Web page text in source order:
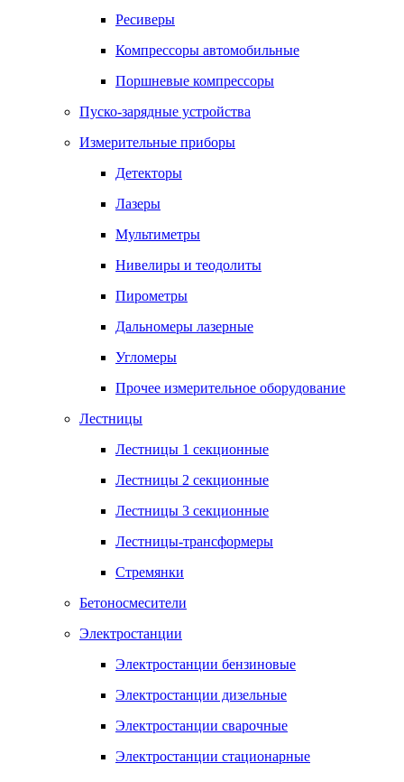
Ресиверы
Компрессоры автомобильные
Поршневые компрессоры
Пуско-зарядные устройства
Измерительные приборы
Детекторы
Лазеры
Мультиметры
Нивелиры и теодолиты
Пирометры
Дальномеры лазерные
Угломеры
Прочее измерительное оборудование
Лестницы
Лестницы 1 секционные
Лестницы 2 секционные
Лестницы 3 секционные
Лестницы-трансформеры
Стремянки
Бетоносмесители
Электростанции
Электростанции бензиновые
Электростанции дизельные
Электростанции сварочные
Электростанции стационарные